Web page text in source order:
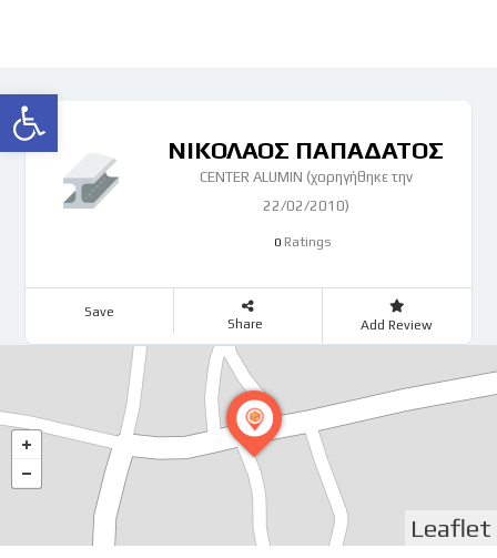
Ανοίξτε τη γραμμή εργαλείων
ΝΙΚΟΛΑΟΣ ΠΑΠΑΔΑΤΟΣ
CENTER ALUMIN (χορηγήθηκε την
22/02/2010)
0Ratings
Save
Share Add Review
Leaflet